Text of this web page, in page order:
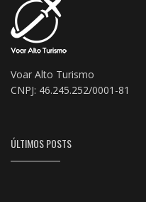
Voar Alto Turismo
CNPJ: 46.245.252/0001-81
ÚLTIMOS POSTS